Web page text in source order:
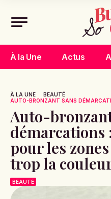
À la Une Actus
À LA UNE
BEAUTÉ
AUTO-BRONZANT SANS
Auto-
démarcations
pour les
trop la
BEAUTÉ